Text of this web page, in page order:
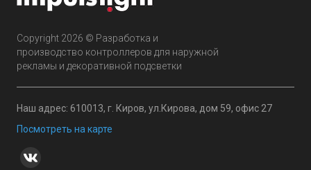
Copyright 2026 © Разработка и
производство контроллеров для наружной
рекламы и декоративной подсветки
Наш адрес: 610013, г. Киров, ул.Кирова, дом 59, офис 27
Посмотреть на карте